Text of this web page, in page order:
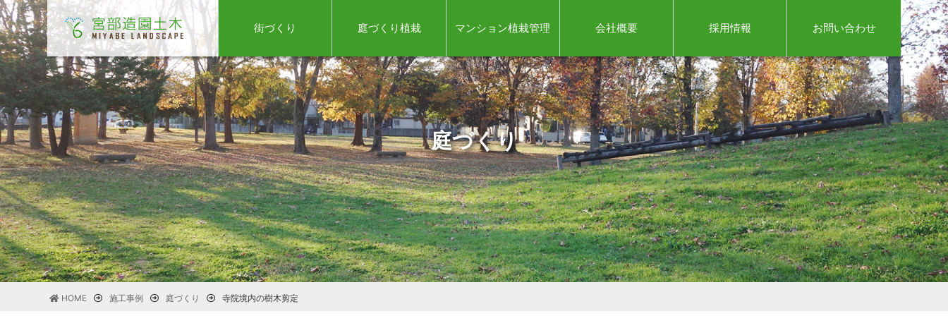
街づくり 庭づくり植栽 マンション植栽管理 会社概要 採用情報 お問い合わせ
庭づくり
HOME 施工事例 庭づくり 寺院境内の樹木剪定